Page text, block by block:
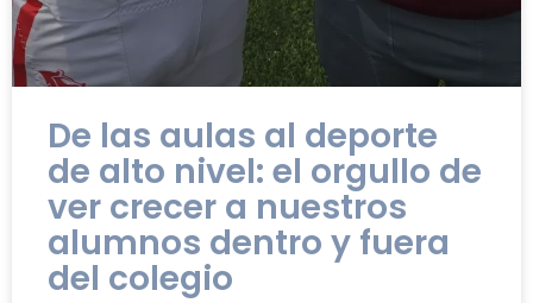
De las aulas al deporte
de alto nivel: el orgullo de
ver crecer a nuestros
alumnos dentro y fuera
del colegio